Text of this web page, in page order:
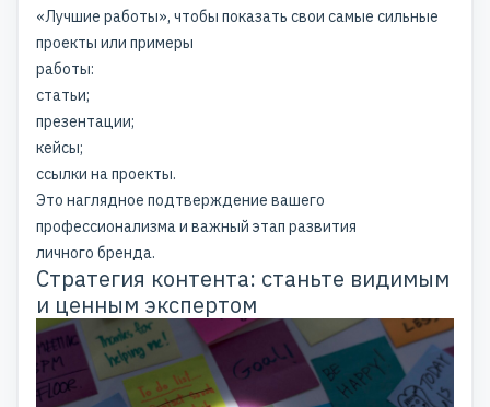
«Лучшие работы», чтобы показать свои самые сильные
проекты или примеры
работы:
статьи;
презентации;
кейсы;
ссылки на проекты.
Это наглядное подтверждение вашего
профессионализма и важный этап развития
личного бренда.
Стратегия контента: станьте видимым
и ценным экспертом